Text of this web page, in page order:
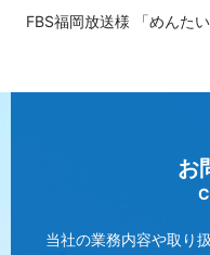
FBS福岡放送様 「めんた
フジテレビ様「めざまし
次亜塩素酸水「ウィンカ
【接客サービスに関する
お
当社の業務内容や取り